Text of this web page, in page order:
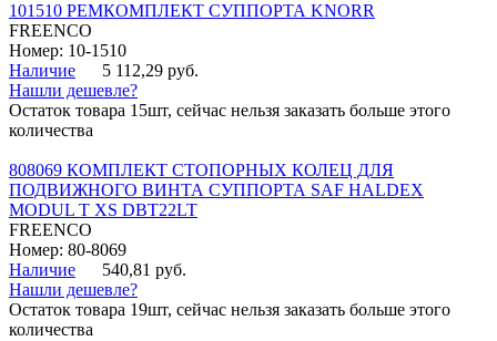
101510 РЕМКОМПЛЕКТ СУППОРТА KNORR
FREENCO
Номер: 10-1510
Наличие
5 112,29 руб.
Нашли дешевле?
Остаток товара 15шт, сейчас нельзя заказать больше этого
количества
808069 КОМПЛЕКТ СТОПОРНЫХ КОЛЕЦ ДЛЯ
ПОДВИЖНОГО ВИНТА СУППОРТА SAF HALDEX
MODUL T XS DBT22LT
FREENCO
Номер: 80-8069
Наличие
540,81 руб.
Нашли дешевле?
Остаток товара 19шт, сейчас нельзя заказать больше этого
количества